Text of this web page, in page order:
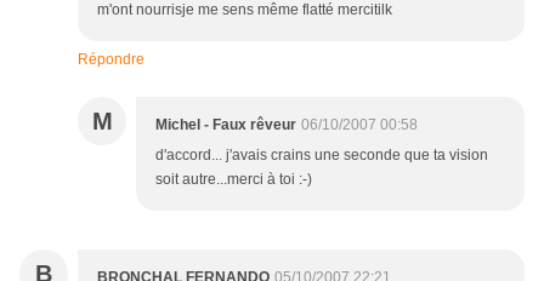
m'ont nourrisje me sens même flatté mercitilk
Répondre
M Michel - Faux rêveur 06/10/2007 00:58
d'accord... j'avais crains une seconde que ta vision
soit autre...merci à toi :-)
B BRONCHAL FERNANDO 05/10/2007 22:21